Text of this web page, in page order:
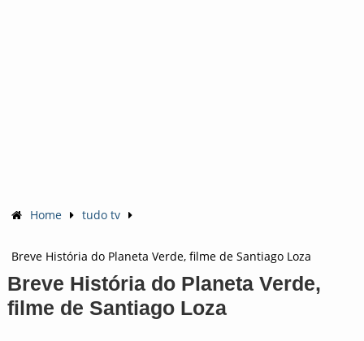
Home tudo tv
Breve História do Planeta Verde, filme de Santiago Loza
Breve História do Planeta Verde,
filme de Santiago Loza